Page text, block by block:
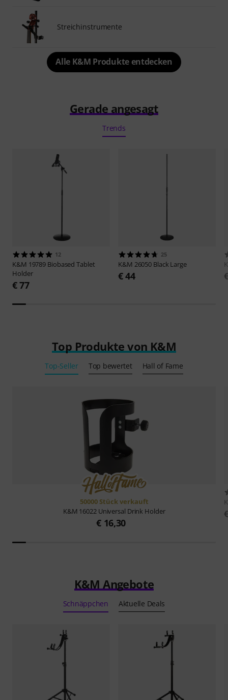
Streichinstrumente
Alle K&M Produkte entdecken
Gerade angesagt
Trends
12
K&M 19789 Biobased Tablet
Holder
€ 77
25
K&M 26050 Black Large
€ 44
Top Produkte von K&M
Top-Seller Top bewertet Hall of Fame
50000 Stück verkauft
K&M 16022 Universal Drink Holder
€ 16,30
K&M Angebote
Schnäppchen Aktuelle Deals